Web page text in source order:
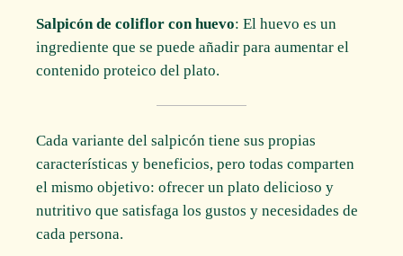
Salpicón de coliflor con huevo: El huevo es un
ingrediente que se puede añadir para aumentar el
contenido proteico del plato.
Cada variante del salpicón tiene sus propias
características y beneficios, pero todas comparten
el mismo objetivo: ofrecer un plato delicioso y
nutritivo que satisfaga los gustos y necesidades de
cada persona.